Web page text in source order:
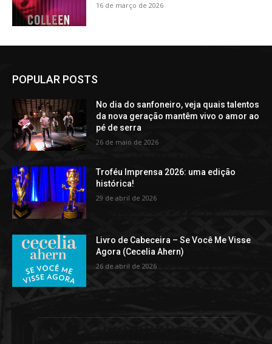
16 de março de 2026
POPULAR POSTS
No dia do sanfoneiro, veja quais talentos
da nova geração mantêm vivo o amor ao
pé de serra
26 de maio de 2026
Troféu Imprensa 2026: uma edição
histórica!
29 de abril de 2026
Livro de Cabeceira – Se Você Me Visse
Agora (Cecelia Ahern)
26 de abril de 2026